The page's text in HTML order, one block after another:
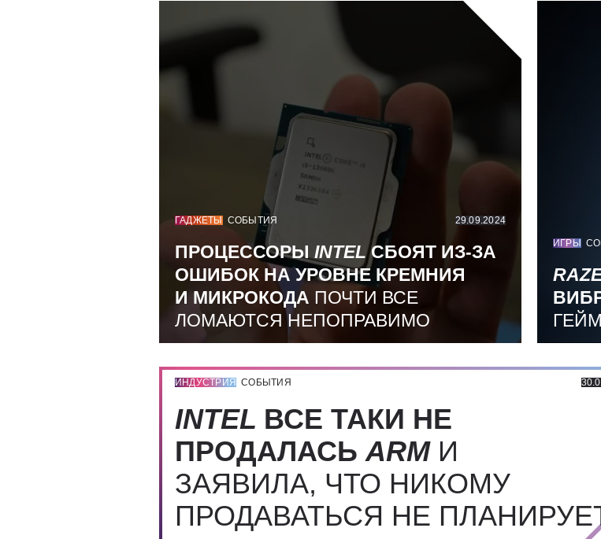
ГАДЖЕТЫ СОБЫТИЯ 29.09.2024
ПРОЦЕССОРЫ INTELСБОЯТ ИЗ-ЗА
ОШИБОК НА УРОВНЕ КРЕМНИЯ
И МИКРОКОДА ПОЧТИ ВСЕ
ЛОМАЮТСЯ НЕПОПРАВИМО
ИГРЫ
ИНДУСТРИЯ СОБЫТИЯ
INTEL ВСЕ ТАКИ НЕ
ПРОДАЛАСЬ ARMИ
ЗАЯВИЛА, ЧТО НИКОМУ
ПРОДАВАТЬСЯ НЕ